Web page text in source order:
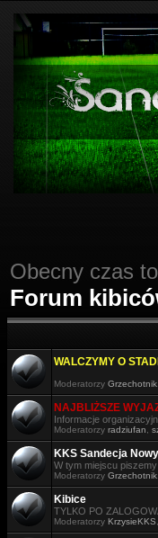
Obecny czas
Forum
WALCZYMY O
Moderatorzy Grzechotnik
NAJBLIŻSZE
Informacje
Moderatorzy radziufan
KKS Sandecja
W tym miejscu
Moderatorzy Grzechotnik
Kibice
TYLKO PO
Moderatorzy KrzysieKKS